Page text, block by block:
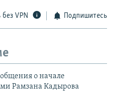
без VPN Подпишитесь
о начале
Рамзана Кадырова